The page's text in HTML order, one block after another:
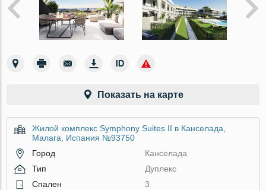
Показать на карте
Жилой комплекс Symphony Suites II в Канселада,
Малага, Испания №93750
Город
Канселада
Тип
Дуплекс
Спален
3